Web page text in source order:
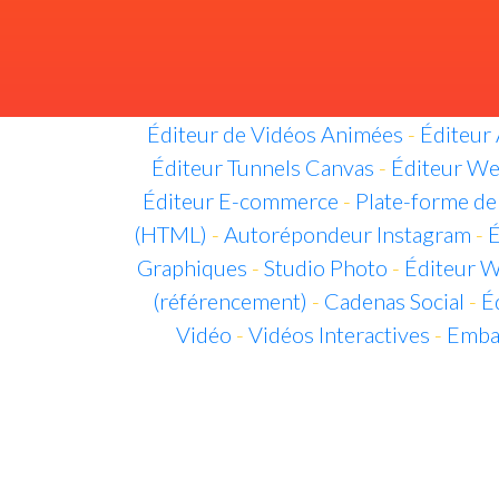
Éditeur de Vidéos Animées - Éditeur
Éditeur Tunnels Canvas - Éditeur
Éditeur E-commerce - Plate-forme
(HTML) - Autorépondeur Instagram -
Graphiques - Studio Photo - Éditeur
(référencement) - Cadenas Social -
Vidéo - Vidéos Interactives -